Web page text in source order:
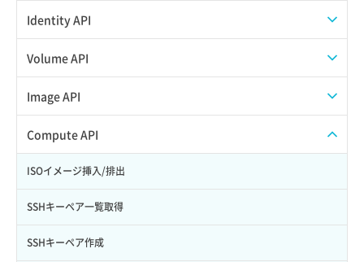
APIでVPSにISOイメージを挿入する
APIでVPSを作成する
APIユーザーを作成する
API情報を確認する
Identity API
Credential一覧取得
Credential作成
Credential削除
Credential詳細取得
サブユーザーからロールを紐づけ解除
サブユーザーにロールを紐づけ
Volume API
スナップショット一覧取得
スナップショット作成
スナップショット削除
スナップショット復元
スナップショット詳細一覧取得
Image API
ISOイメージアップロード
ISOイメージ作成
イメージ一覧取得
イメージ保存使用量取得
Compute API
ISOイメージ挿入/排出
SSHキーペア一覧取得
SSHキーペア作成